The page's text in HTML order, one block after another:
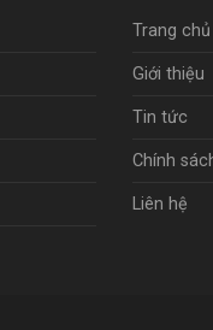
Trang chủ
Giới thiệu
Tin tức
Chính
Liên hệ